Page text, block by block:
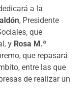
a la
, Presidente
que
y Rosa M.ª
que repasará
entre las que
de realizar un